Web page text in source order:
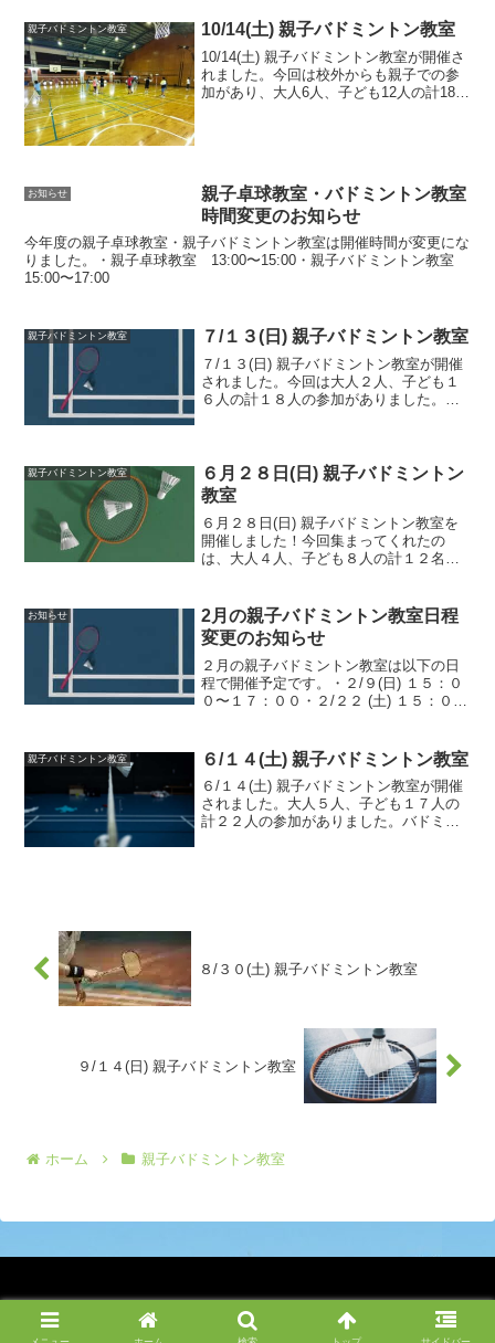
親子バドミントン教室 10/14(土) 親子バドミントン教室
10/14(土) 親子バドミントン教室が開催さ
れました。今回は校外からも親子での参
加があり、大人6人、子ども12人の計18人
お知らせ
親子卓球教室・バドミントン教室
時間変更のお知らせ
今年度の親子卓球教室・親子バドミントン教室は開催時間が変更にな
りました。・親子卓球教室 13:00〜15:00・親子バドミントン教室
15:00〜17:00
親子バドミントン教室 ７/１３(日) 親子バドミントン教室
７/１３(日) 親子バドミントン教室が開催
されました。今回は大人２人、子ども１
６人の計１８人の参加がありました。今
マッチで行いました...
親子バドミントン教室
​６月２８日(日) 親子バドミントン
教室
​６月２８日(日) 親子バドミントン教室を
開催しました！今回集まってくれたの
は、大人４人、子ども８人の計１２名。
しました。​休憩時間に低学年の子と中学
生が一緒になってス...
お知らせ
2月の親子バドミントン教室日程
変更のお知らせ
２月の親子バドミントン教室は以下の日
程で開催予定です。・２/９(日) １５：０
０〜１７：００・２/２２ (土) １５：０
親子バドミントン教室 ６/１４(土) 親子バドミントン教室
６/１４(土) 親子バドミントン教室が開催
されました。大人５人、子ども１７人の
計２２人の参加がありました。バドミン
８/３０(土) 親子バドミントン教室
９/１４(日) 親子バドミントン教室
ホーム 親子バドミントン教室
Copyright © 2022-2026 ツルスポ All Rights Reserved.